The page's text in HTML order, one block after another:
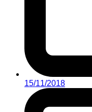
15/11/2018